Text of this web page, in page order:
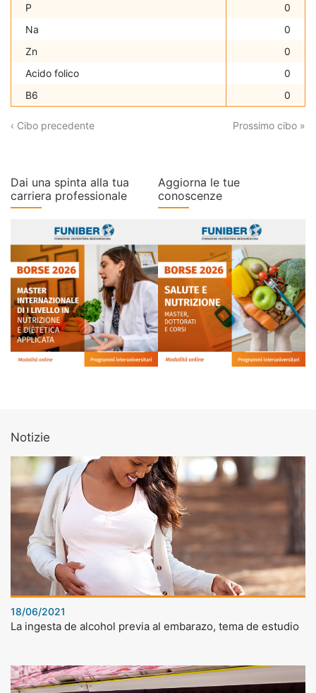
P
0
Na
0
Zn
0
Acido folico
0
B6
0
‹ Cibo precedente Prossimo cibo »
Dai una spinta alla tua
carriera professionale
Aggiorna le tue
conoscenze
Notizie
18/06/2021
La ingesta de alcohol previa al embarazo, tema de estudio